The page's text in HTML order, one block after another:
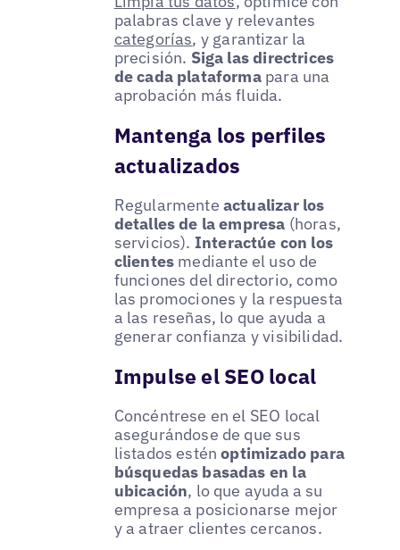
palabras clave y relevantes
categorías, y garantizar la
precisión. Siga las directrices
de cada plataformapara una
aprobación más fluida.
Mantenga los perfiles
actualizados
Regularmente actualizar los
detalles de la empresa (horas,
servicios). Interactúe con los
clientes mediante el uso de
funciones del directorio, como
las promociones y la respuesta
a las reseñas, lo que ayuda a
generar confianza y visibilidad.
Impulse el SEO local
Concéntrese en el SEO local
asegurándose de que sus
listados esténoptimizado para
búsquedas basadas en la
ubicación, lo que ayuda a su
empresa a posicionarse mejor
y a atraer clientes cercanos.